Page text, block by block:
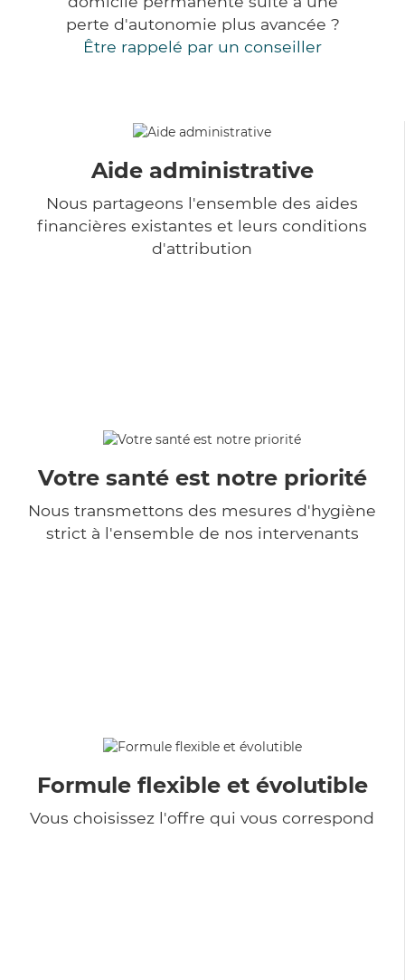
perte d'autonomie plus avancée ?
Être rappelé par un conseiller
Aide administrative
Nous partageons l'ensemble des aides
financières existantes et leurs conditions
d'attribution
Votre santé est notre priorité
Nous transmettons des mesures d'hygiène
strict à l'ensemble de nos intervenants
Formule flexible et évolutible
Vous choisissez l'offre qui vous correspond